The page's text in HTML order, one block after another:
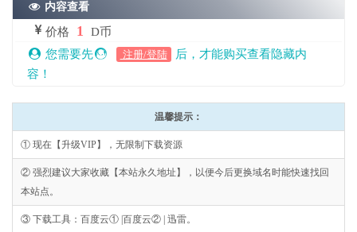
内容查看
价格 1
D币
您需要先
注册/登陆
后，才能购买查看隐藏内
容！
温馨提示：
① 现在【升级VIP】，无限制下载资源
② 强烈建议大家收藏【本站永久地址】，以便今后更换域名时能快速找回
本站点。
③ 下载工具：百度云① |百度云② | 迅雷。